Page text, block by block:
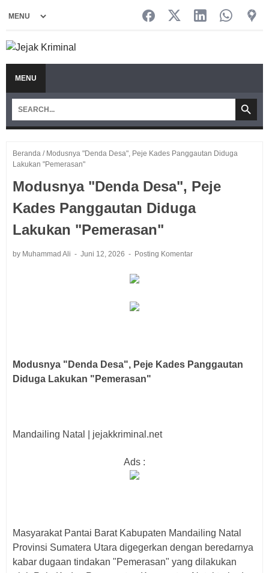
MENU
Beranda / Modusnya "Denda Desa", Peje Kades Panggautan Diduga
Lakukan "Pemerasan"
Modusnya "Denda Desa", Peje
Kades Panggautan Diduga
Lakukan "Pemerasan"
by Muhammad Ali Juni 12, 2026 Posting Komentar
Modusnya "Denda Desa", Peje Kades Panggautan
Diduga Lakukan "Pemerasan"
Mandailing Natal | jejakkriminal.net
Ads :
Masyarakat Pantai Barat Kabupaten Mandailing Natal
Provinsi Sumatera Utara digegerkan dengan beredarnya
kabar dugaan tindakan "Pemerasan" yang dilakukan